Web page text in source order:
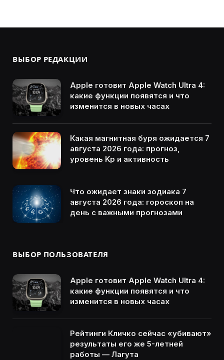
ВЫБОР РЕДАКЦИИ
Apple готовит Apple Watch Ultra 4:
какие функции появятся и что
изменится в новых часах
Какая магнитная буря ожидается 7
августа 2026 года: прогноз,
уровень Kp и активность
Что ожидает знаки зодиака 7
августа 2026 года: гороскоп на
день с важными прогнозами
ВЫБОР ПОЛЬЗОВАТЕЛЯ
Apple готовит Apple Watch Ultra 4:
какие функции появятся и что
изменится в новых часах
Рейтинги Кличко сейчас «убивают»
результаты его же 5-летней
работы — Лагута